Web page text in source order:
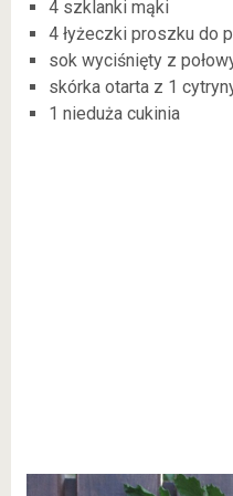
4 szklanki mąki
4 łyżeczki proszku do
sok wyciśnięty z
skórka otarta z 1
1 nieduża cukinia